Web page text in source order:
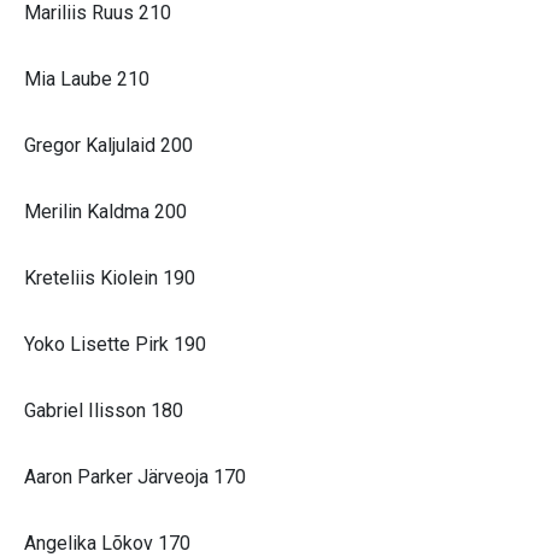
Mariliis Ruus 210
Mia Laube 210
Gregor Kaljulaid 200
Merilin Kaldma 200
Kreteliis Kiolein 190
Yoko Lisette Pirk 190
Gabriel Ilisson 180
Aaron Parker Järveoja 170
Angelika Lõkov 170